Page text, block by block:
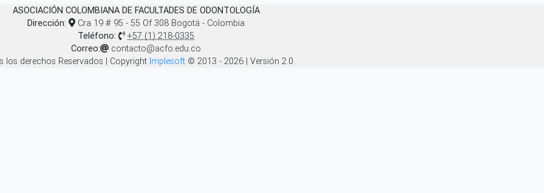
ASOCIACIÓN COLOMBIANA DE FACULTADES DE ODONTOLOGÍA
Dirección:
Cra 19 # 95 - 55 Of 308 Bogotá - Colombia
Teléfono:
+57 (1) 218-0335
Correo:
contacto@acfo.edu.co
los derechos Reservados | Copyright Implesoft © 2013 - 2026 | Versión 2.0